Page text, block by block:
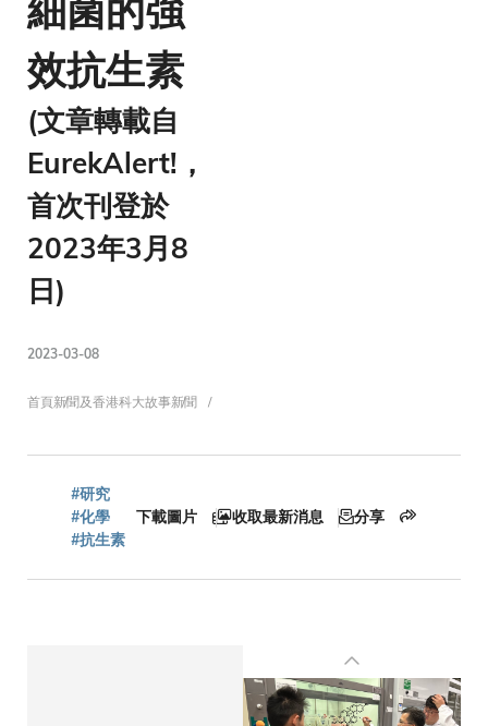
細菌的強
效抗生素
(文章轉載自
EurekAlert!，
首次刊登於
2023年3月8
日)
2023-03-08
導
航
連
首頁新聞及香港科大故事新聞
#研究
#化學
#抗生素
下載圖片 收取最新消息 分享